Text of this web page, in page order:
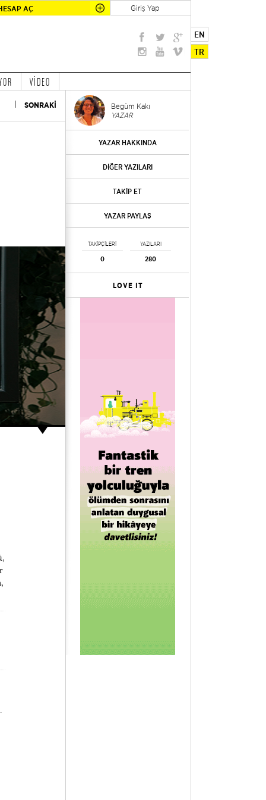
AÇ Giriş Yap
EN
TR
VİDEO
SONRAKİ Begüm Kakı
YAZAR
YAZAR HAKKINDA
DİĞER YAZILARI
TAKİP ET
YAZAR PAYLAŞ
TAKİPÇİLERİ
0
YAZILARI
280
LOVE IT